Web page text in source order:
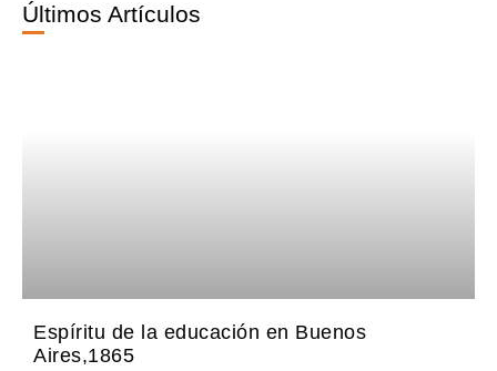
Últimos Artículos
Espíritu de la educación en Buenos
Aires,1865